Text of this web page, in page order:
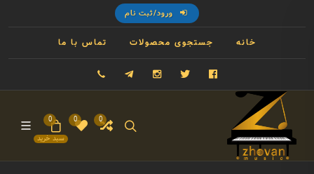
ورود/ثبت نام
خانه جستجوی محصولات تماس با ما
فیسبوک توییتر اینستاگرام تلگرام
0
0
سبد خرید
0